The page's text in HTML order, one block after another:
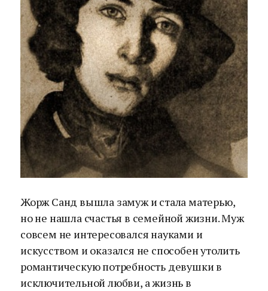
Жорж Санд вышла замуж и стала матерью,
но не нашла счастья в семейной жизни. Муж
совсем не интересовался науками и
искусством и оказался не способен утолить
романтическую потребность девушки в
исключительной любви, а жизнь в